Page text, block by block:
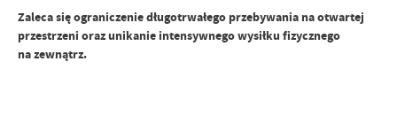
Zaleca się ograniczenie długotrwałego przebywania na otwartej
przestrzeni oraz unikanie intensywnego wysiłku fizycznego
na zewnątrz.